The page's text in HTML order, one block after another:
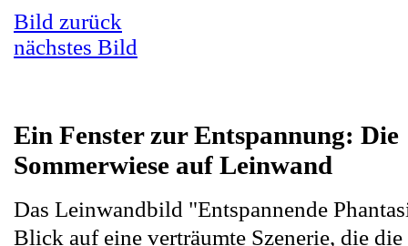
Bild zurück
nächstes Bild
Ein Fenster zur Entspannung: Die
Sommerwiese auf Leinwand
Das Leinwandbild "Entspannende
Blick auf eine verträumte Szenerie, die